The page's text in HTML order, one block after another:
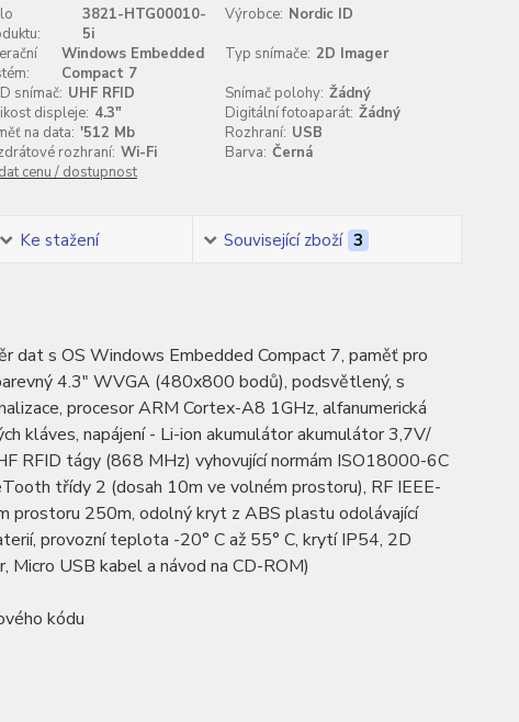
3821-HTG00010-
5i
Výrobce: Nordic ID
Windows Embedded
Compact 7
Typ snímače: 2D Imager
snímač: UHF RFID Snímač polohy: Žádný
displeje: 4.3" Digitální fotoaparát: Žádný
na data: '512 Mb Rozhraní: USB
rozhraní: Wi-Fi Barva: Černá
cenu / dostupnost
Ke stažení Související zboží 3
dat s OS Windows Embedded Compact 7, paměť pro
4.3" WVGA (480x800 bodů), podsvětlený, s
procesor ARM Cortex-A8 1GHz, alfanumerická
kláves, napájení - Li-ion akumulátor akumulátor 3,7V/
RFID tágy (868 MHz) vyhovující normám ISO18000-6C
třídy 2 (dosah 10m ve volném prostoru), RF IEEE-
prostoru 250m, odolný kryt z ABS plastu odolávající
provozní teplota -20° C až 55° C, krytí IP54, 2D
Micro USB kabel a návod na CD-ROM)
kódu